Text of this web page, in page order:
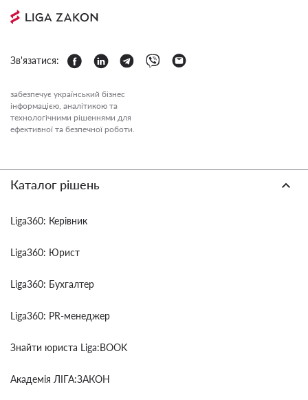
Зв'язатися:
забезпечує український бізнес
інформацією, аналітикою та
технологічними рішеннями для
ефективної та безпечної роботи.
Каталог рішень
Liga360: Керівник
Liga360: Юрист
Liga360: Бухгалтер
Liga360: PR-менеджер
Знайти юриста Liga:BOOK
Академія ЛІГА:ЗАКОН